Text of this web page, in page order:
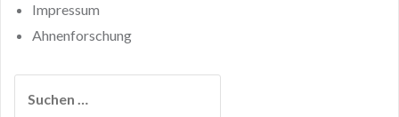
Impressum
Ahnenforschung
nach: